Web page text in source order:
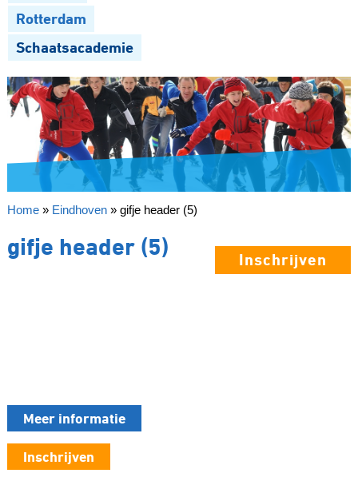
Rotterdam
Schaatsacademie
Home» Eindhoven» gifje header (5)
Inschrijven
gifje header (5)
Meer informatie
Inschrijven